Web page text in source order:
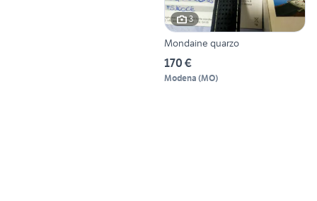
3
Mondaine quarzo
170 €
Modena (MO)